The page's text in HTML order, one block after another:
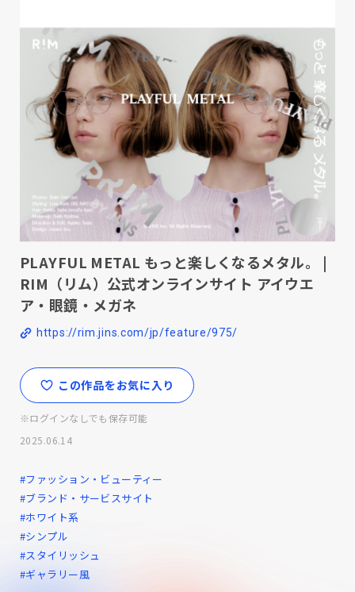
PLAYFUL METAL もっと楽しくなるメタル。 |
RIM（リム）公式オンラインサイト アイウエ
ア・眼鏡・メガネ
https://rim.jins.com/jp/feature/975/
この作品をお気に入り
※ログインなしでも保存可能
2025.06.14
#ファッション・ビューティー
#ブランド・サービスサイト
#ホワイト系
#シンプル
#スタイリッシュ
#ギャラリー風